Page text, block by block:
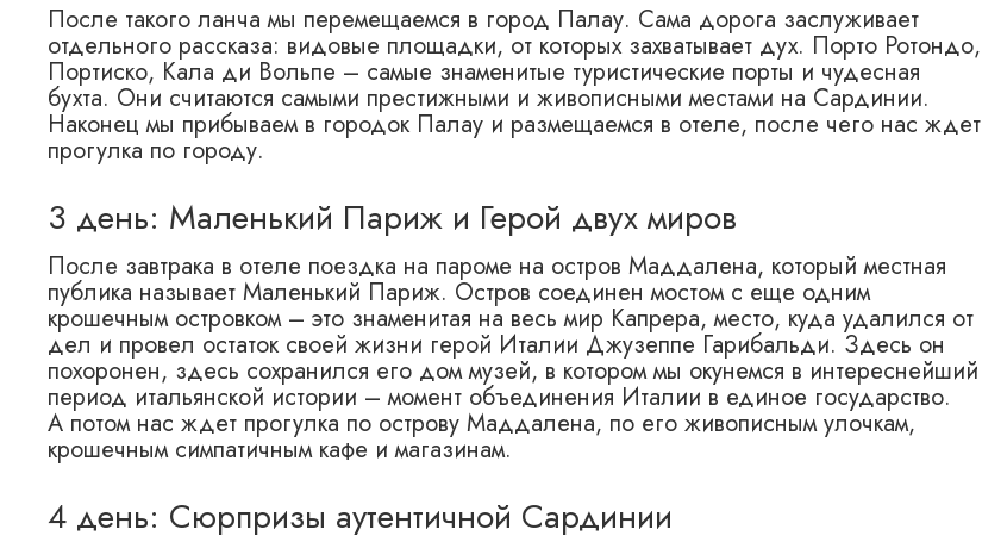
После такого ланча мы перемещаемся в город Палау. Сама дорога заслуживает
отдельного рассказа: видовые площадки, от которых захватывает дух. Порто Ротондо,
Портиско, Кала ди Вольпе – самые знаменитые туристические порты и чудесная
бухта. Они считаются самыми престижными и живописными местами на Сардинии.
Наконец мы прибываем в городок Палау и размещаемся в отеле, после чего нас ждет
прогулка по городу.
3 день: Маленький Париж и Герой двух миров
После завтрака в отеле поездка на пароме на остров Маддалена, который местная
публика называет Маленький Париж. Остров соединен мостом с еще одним
крошечным островком – это знаменитая на весь мир Капрера, место, куда удалился от
дел и провел остаток своей жизни герой Италии Джузеппе Гарибальди. Здесь он
похоронен, здесь сохранился его дом музей, в котором мы окунемся в интереснейший
период итальянской истории – момент объединения Италии в единое государство.
А потом нас ждет прогулка по острову Маддалена, по его живописным улочкам,
крошечным симпатичным кафе и магазинам.
4 день: Сюрпризы аутентичной Сардинии